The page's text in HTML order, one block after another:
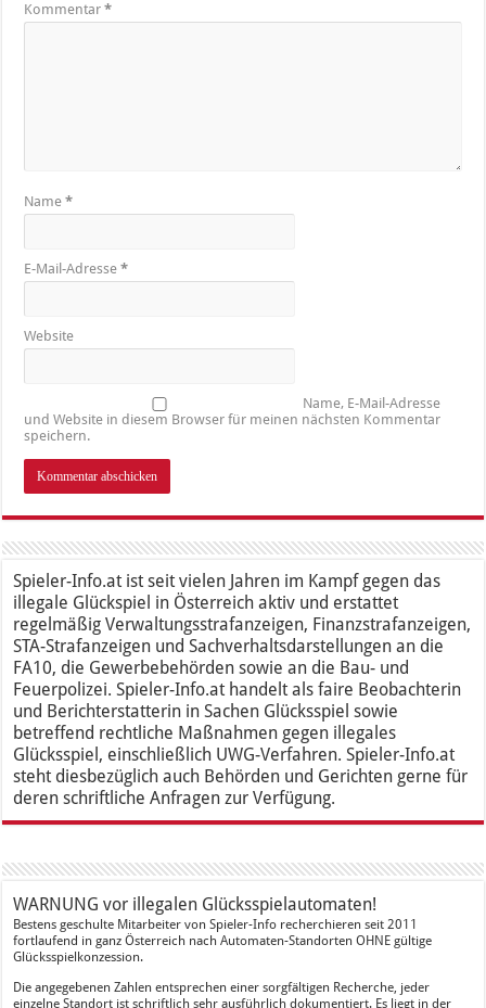
Kommentar*
Name*
E-Mail-Adresse*
Website
Name, E-Mail-Adresse
und Website in diesem Browser für meinen nächsten Kommentar
speichern.
Spieler-Info.at ist seit vielen Jahren im Kampf gegen das
illegale Glückspiel in Österreich aktiv und erstattet
regelmäßig Verwaltungsstrafanzeigen, Finanzstrafanzeigen,
STA-Strafanzeigen und Sachverhaltsdarstellungen an die
FA10, die Gewerbebehörden sowie an die Bau- und
Feuerpolizei. Spieler-Info.at handelt als faire Beobachterin
und Berichterstatterin in Sachen Glücksspiel sowie
betreffend rechtliche Maßnahmen gegen illegales
Glücksspiel, einschließlich UWG-Verfahren. Spieler-Info.at
steht diesbezüglich auch Behörden und Gerichten gerne für
deren schriftliche Anfragen zur Verfügung.
WARNUNG vor illegalen Glücksspielautomaten!
Bestens geschulte Mitarbeiter von Spieler-Info recherchieren seit 2011
fortlaufend in ganz Österreich nach Automaten-Standorten OHNE gültige
Glücksspielkonzession.
Die angegebenen Zahlen entsprechen einer sorgfältigen Recherche, jeder
einzelne Standort ist schriftlich sehr ausführlich dokumentiert. Es liegt in der